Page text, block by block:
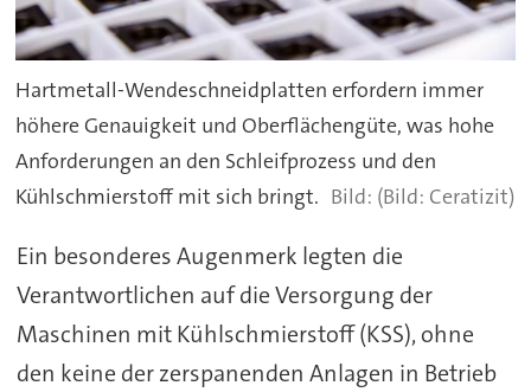
Hartmetall-Wendeschneidplatten erfordern immer
höhere Genauigkeit und Oberflächengüte, was hohe
Anforderungen an den Schleifprozess und den
Kühlschmierstoff mit sich bringt.
(Bild: Ceratizit)
Ein besonderes Augenmerk legten die
Verantwortlichen auf die Versorgung der
Maschinen mit Kühlschmierstoff (KSS), ohne
den keine der zerspanenden Anlagen in Betrieb